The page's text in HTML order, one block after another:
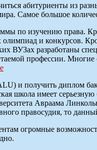
абитуриенты из
Самое большое
по изучению права.
и конкурсов.
ВУЗах разработаны
профессии.
и получить диплом
школа имеет серьезную
Авраама
правосудия, то
огромные